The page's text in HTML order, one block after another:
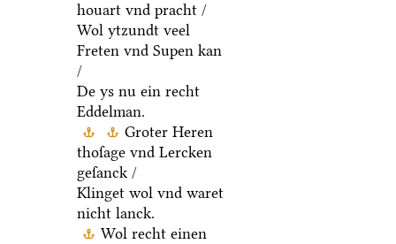
houart vnd pracht /
Wol ytzundt veel
Freten vnd Supen kan
/
De ys nu ein recht
Eddelman.
Groter Heren
thoſage vnd Lercken
geſanck /
Klinget wol vnd waret
nicht lanck.
Wol recht einen